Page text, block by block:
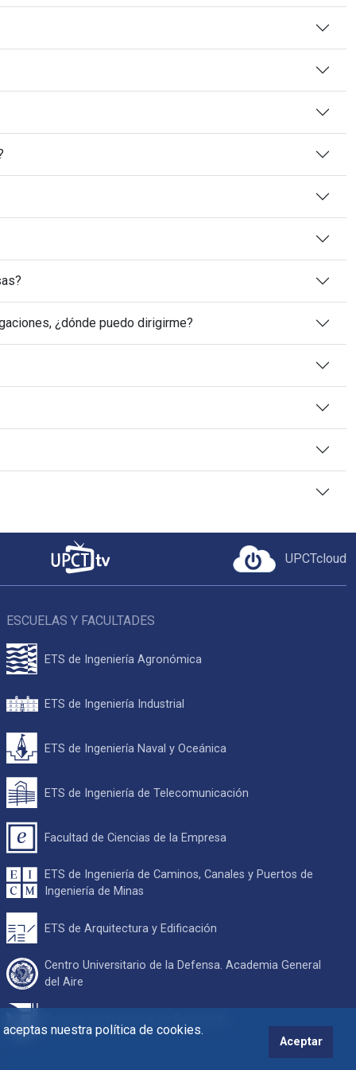
nuestra política de cookies.
Aceptar
¿dónde puedo dirigirme?
UPCTcloud
ESCUELAS Y FACULTADES
ETS de Ingeniería Agronómica
ETS de Ingeniería Industrial
ETS de Ingeniería Naval y Oceánica
ETS de Ingeniería de Telecomunicación
Facultad de Ciencias de la Empresa
ETS de Ingeniería de Caminos, Canales y Puertos de
Ingeniería de Minas
ETS de Arquitectura y Edificación
Centro Universitario de la Defensa. Academia General
del Aire